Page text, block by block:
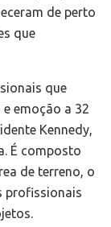
de perto
que
que
emoção a 32
Kennedy,
É composto
de terreno, o
profissionais